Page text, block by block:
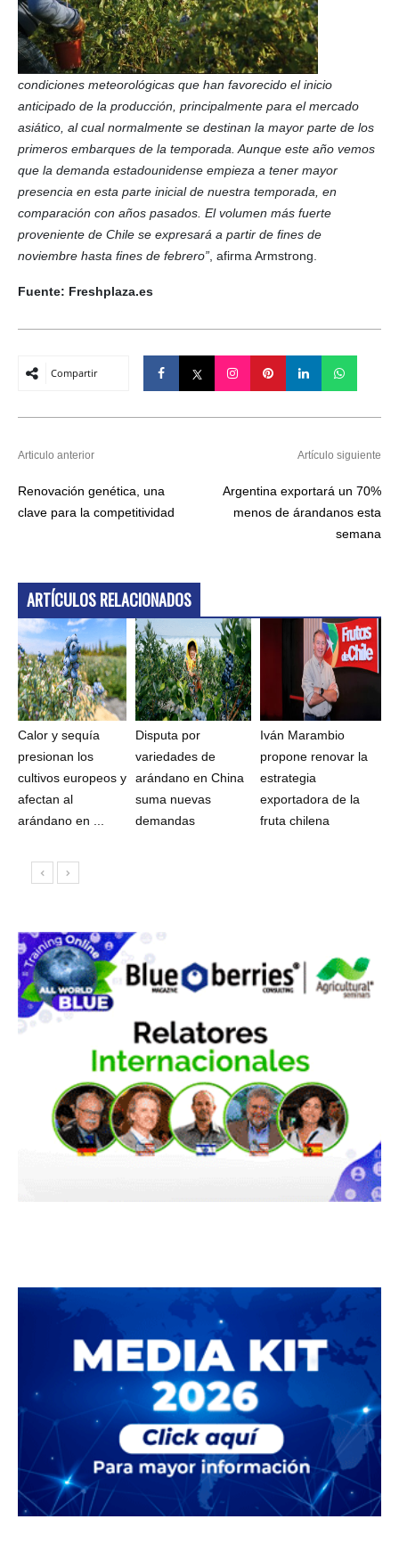
condiciones meteorológicas que han favorecido el inicio
anticipado de la producción, principalmente para el mercado
asiático, al cual normalmente se destinan la mayor parte de los
primeros embarques de la temporada. Aunque este año vemos
que la demanda estadounidense empieza a tener mayor
presencia en esta parte inicial de nuestra temporada, en
comparación con años pasados. El volumen más fuerte
proveniente de Chile se expresará a partir de fines de
noviembre hasta fines de febrero” , afirma Armstrong.
Fuente: Freshplaza.es
Compartir
Articulo anterior
Renovación genética, una
clave para la competitividad
Artículo siguiente
Argentina exportará un 70%
menos de árandanos esta
semana
ARTÍCULOS RELACIONADOS
Calor y sequía
presionan los
cultivos europeos y
afectan al
arándano en ...
Disputa por
variedades de
arándano en China
suma nuevas
demandas
Iván Marambio
propone renovar la
estrategia
exportadora de la
fruta chilena